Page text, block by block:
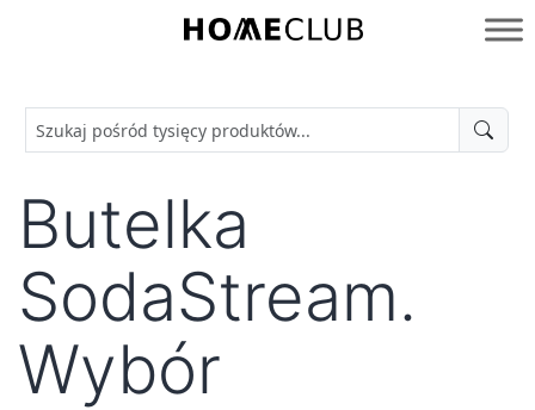
Homeclub
Butelka
SodaStream.
Wybór